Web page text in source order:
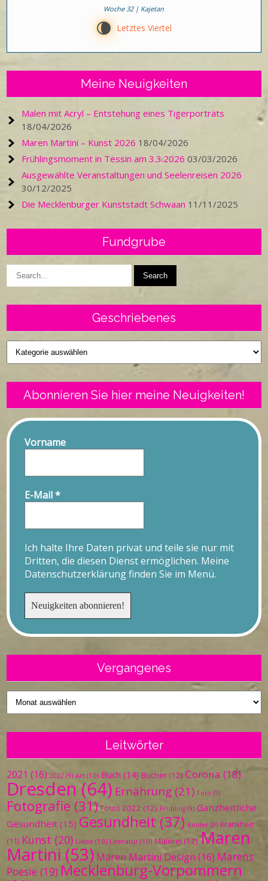
Woche 32 | Kajetan
V Letztes Viertel
Meine Neuigkeiten
Malen mit Acryl – Entstehung eines Tigerporträts
18/04/2026
Maren Martini – Kunst 2026 18/04/2026
Frühlingsmoment in Tessin am 3.3.2026 03/03/2026
Ausgewählte Veranstaltungen und Seelenreisen 2026
30/12/2025
Die Mecklenburger Kunststadt Schwaan 11/11/2025
Fundgrube
Geschriebenes
Geschriebenes
Abonnieren Sie hier meine Neuigkeiten!
Vorname
E-Mail*
Ich halte Ihre Daten privat und teile sie nur mit
Dritten, die diesen Dienst ermöglichen. Meine
Datenschutzerklärung finden Sie im Menü.
Vergangenes
Vergangenes
Leitwörter
2021 (16) 2022 (9) Art (10) Buch (14) Bücher (12) Corona (18)
Dresden (64) Ernährung (21) Foto (9)
Fotografie (31) Fotos 2022 (12) Frühling (9) Ganzheitliche
Gesundheit (15) Gesundheit (37) Kinder (9) Krankheit
(11) Kunst (20) Liebe (10) Literatur (10) Malerei (12) Maren
Martini (53) Maren Martini Design (16) Marens
Poesie (19) Mecklenburg-Vorpommern